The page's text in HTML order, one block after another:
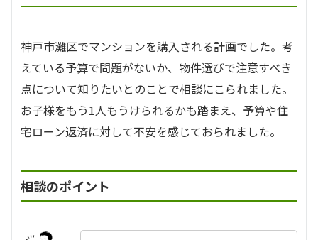
神戸市灘区でマンションを購入される計画でした。考
えている予算で問題がないか、物件選びで注意すべき
点について知りたいとのことで相談にこられました。
お子様をもう1人もうけられるかも踏まえ、予算や住
宅ローン返済に対して不安を感じておられました。
相談のポイント